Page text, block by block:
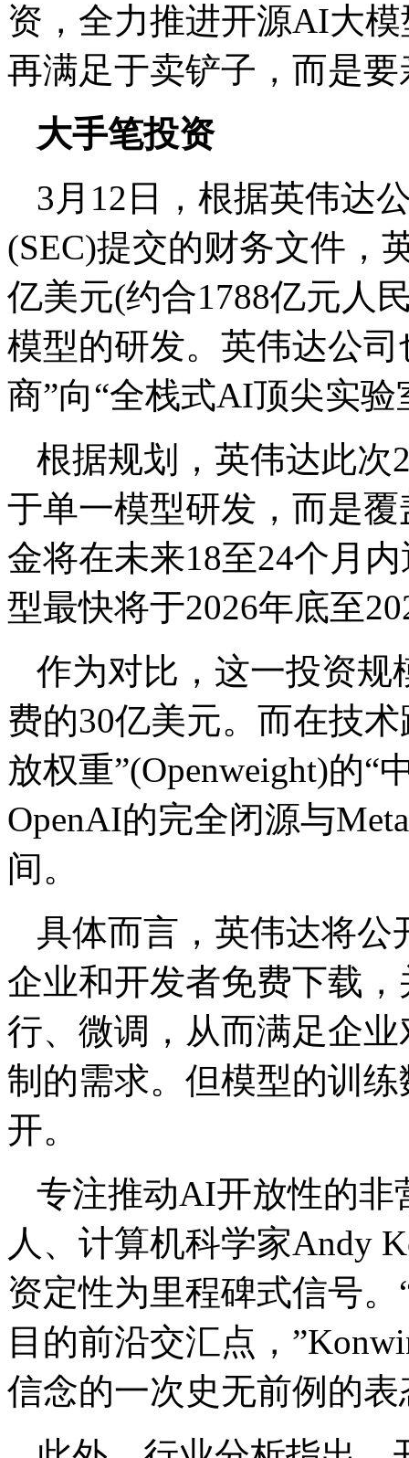
资，全力推进开源AI大
再满足于卖铲子，而是
大手笔投资
3月12日，根据英伟达
(SEC)提交的财务文件，
亿美元(约合1788亿元人
模型的研发。英伟达公
商”向“全栈式AI顶尖实
根据规划，英伟达此次
于单一模型研发，而是
金将在未来18至24个月
型最快将于2026年底至
作为对比，这一投资规
费的30亿美元。而在技
放权重”(Openweight)的“
OpenAI的完全闭源与
间。
具体而言，英伟达将公
企业和开发者免费下载
行、微调，从而满足企
制的需求。但模型的训
开。
专注推动AI开放性的非
人、计算机科学家Andy
资定性为里程碑式信号
目的前沿交汇点，
信念的一次史无前例的表